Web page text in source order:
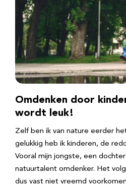
Omdenken door
wordt leuk!
Zelf ben ik van nature eerder
gelukkig heb ik kinderen, de
Vooral mijn jongste, een
natuurtalent omdenker. Het
dus vast niet vreemd